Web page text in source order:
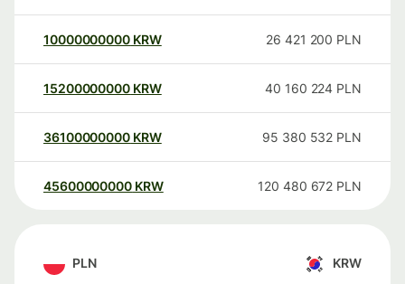
10000000000 KRW 26 421 200 PLN
15200000000 KRW 40 160 224 PLN
36100000000 KRW 95 380 532 PLN
45600000000 KRW 120 480 672 PLN
PLN KRW